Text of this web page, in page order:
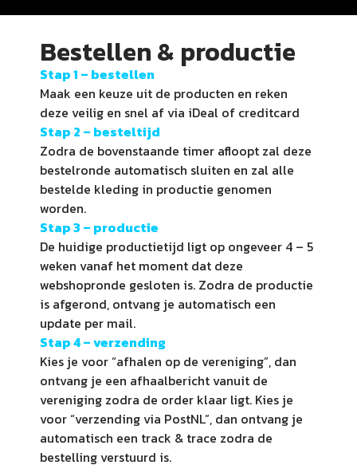
Bestellen & productie
Stap 1 – bestellen
Maak een keuze uit de producten en reken
deze veilig en snel af via iDeal of creditcard
Stap 2 – besteltijd
Zodra de bovenstaande timer afloopt zal deze
bestelronde automatisch sluiten en zal alle
bestelde kleding in productie genomen
worden.
Stap 3 – productie
De huidige productietijd ligt op ongeveer 4 – 5
weken vanaf het moment dat deze
webshopronde gesloten is. Zodra de productie
is afgerond, ontvang je automatisch een
update per mail.
Stap 4 –verzending
Kies je voor “afhalen op de vereniging”, dan
ontvang je een afhaalbericht vanuit de
vereniging zodra de order klaar ligt. Kies je
voor “verzending via PostNL”, dan ontvang je
automatisch een track & trace zodra de
bestelling verstuurd is.